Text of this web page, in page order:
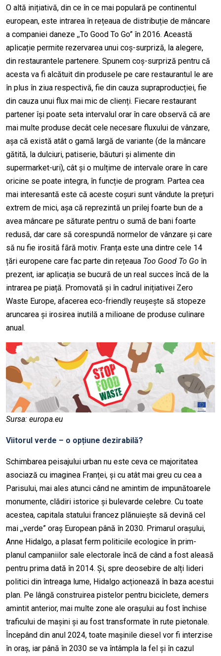
O altă inițiativă, din ce în ce mai populară pe continentul
european, este intrarea în rețeaua de distribuție de mâncare
a companiei daneze ,,To Good To Go” în 2016. Această
aplicație permite rezervarea unui coș-surpriză, la alegere,
din restaurantele partenere. Spunem coș-surpriză pentru că
acesta va fi alcătuit din produsele pe care restaurantul le are
în plus în ziua respectivă, fie din cauza supraproducției, fie
din cauza unui flux mai mic de clienți. Fiecare restaurant
partener își poate seta intervalul orar în care observă că are
mai multe produse decât cele necesare fluxului de vânzare,
așa că există atât o gamă largă de variante (de la mâncare
gătită, la dulciuri, patiserie, băuturi și alimente din
supermarket-uri), cât și o mulțime de intervale orare în care
oricine se poate integra, în funcție de program. Partea cea
mai interesantă este că aceste coșuri sunt vândute la prețuri
extrem de mici, așa că reprezintă un prilej foarte bun de a
avea mâncare pe săturate pentru o sumă de bani foarte
redusă, dar care să corespundă normelor de vânzare și care
să nu fie irosită fără motiv. Franța este una dintre cele 14
țări europene care fac parte din rețeaua Too Good To Go în
prezent, iar aplicația se bucură de un real succes încă de la
intrarea pe piață. Promovată și în cadrul inițiativei Zero
Waste Europe, afacerea eco-friendly reușește să stopeze
aruncarea și irosirea inutilă a milioane de produse culinare
anual.
Sursa: europa.eu
Viitorul verde – o opțiune dezirabilă?
Schimbarea peisajului urban nu este ceva ce majoritatea
asociază cu imaginea Franței, și cu atât mai greu cu cea a
Parisului, mai ales atunci când ne amintim de impunătoarele
monumente, clădiri istorice și bulevarde celebre. Cu toate
acestea, capitala statului francez plănuiește să devină cel
mai ,,verde” oraș European până în 2030. Primarul orașului,
Anne Hidalgo, a plasat ferm politicile ecologice în prim-
planul campaniilor sale electorale încă de când a fost aleasă
pentru prima dată în 2014. Și, spre deosebire de alți lideri
politici din întreaga lume, Hidalgo acționează în baza acestui
plan. Pe lângă construirea pistelor pentru biciclete, demers
amintit anterior, mai multe zone ale orașului au fost închise
traficului de mașini și au fost transformate în rute pietonale.
Începând din anul 2024, toate mașinile diesel vor fi interzise
în oraș, iar până în 2030 se va întâmpla la fel și în cazul